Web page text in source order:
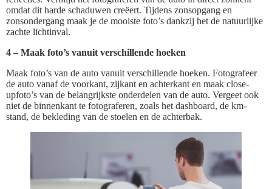
omdat dit harde schaduwen creëert. Tijdens zonsopgang en
zonsondergang maak je de mooiste foto’s dankzij het de natuurlijke
zachte lichtinval.
4 – Maak foto’s vanuit verschillende hoeken
Maak foto’s van de auto vanuit verschillende hoeken. Fotografeer
de auto vanaf de voorkant, zijkant en achterkant en maak close-
upfoto’s van de belangrijkste onderdelen van de auto. Vergeet ook
niet de binnenkant te fotograferen, zoals het dashboard, de km-
stand, de bekleding van de stoelen en de achterbak.